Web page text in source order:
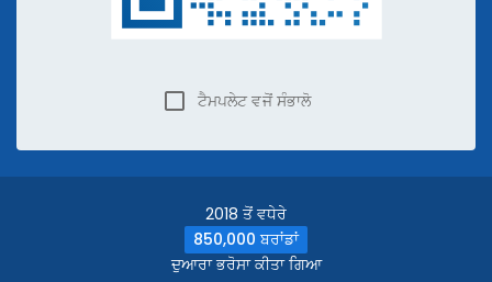
ਟੈਮਪਲੇਟ ਵਜੋਂ ਸੰਭਾਲੋ
2018 ਤੋਂ ਵਧੇਰੇ
850,000 ਬਰਾਂਡਾਂ
ਦੁਆਰਾ ਭਰੋਸਾ ਕੀਤਾ ਗਿਆ